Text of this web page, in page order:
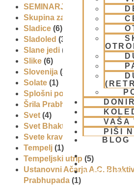
VAŠA
PIŠI
BLOG
01 431 21 24
SEMINARJI IN TEČAJ (5)
Skupina za podporo
Sladice (6)
Sladoled (3)
Slane jedi (2)
Slike (6)
Slovenija (30)
Solate (1)
Splošni pogoji uporabe
Šrila Prabhupada(5)
Svet (4)
Svet Bhakti
(5)
Svete krave
Tempelj (1)
Tempeljski utrip (5)
Ustanovni Ačarja A.C.
Prabhupada (1)